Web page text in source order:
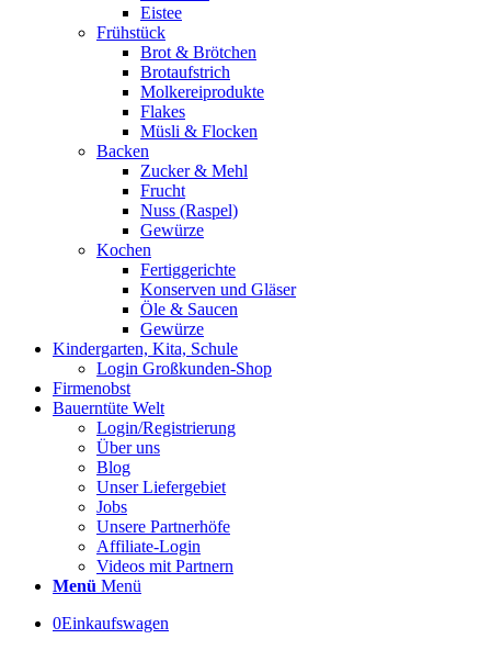
Eistee
Frühstück
Brot & Brötchen
Brotaufstrich
Molkereiprodukte
Flakes
Müsli & Flocken
Backen
Zucker & Mehl
Frucht
Nuss (Raspel)
Gewürze
Kochen
Fertiggerichte
Konserven und Gläser
Öle & Saucen
Gewürze
Kindergarten, Kita, Schule
Login Großkunden-Shop
Firmenobst
Bauerntüte Welt
Login/Registrierung
Über uns
Blog
Unser Liefergebiet
Jobs
Unsere Partnerhöfe
Affiliate-Login
Videos mit Partnern
Menü Menü
0Einkaufswagen